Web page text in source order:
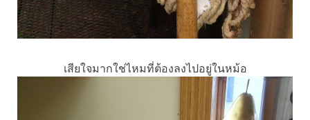
เสียใจมากใช่ไหมที่ต้องลงไปอยู่ในหม้อ